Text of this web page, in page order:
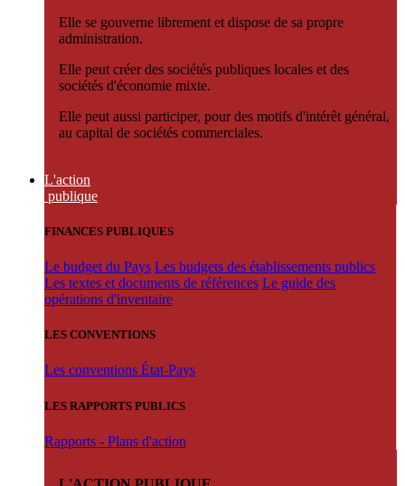
Elle se gouverne librement et dispose de sa propre
administration.
Elle peut créer des sociétés publiques locales et des
sociétés d'économie mixte.
Elle peut aussi participer, pour des motifs d'intérêt général,
au capital de sociétés commerciales.
L'action
publique
FINANCES PUBLIQUES
Le budget du Pays Les budgets des établissements publics
Les textes et documents de références Le guide des
opérations d'inventaire
LES CONVENTIONS
Les conventions État-Pays
LES RAPPORTS PUBLICS
Rapports - Plans d'action